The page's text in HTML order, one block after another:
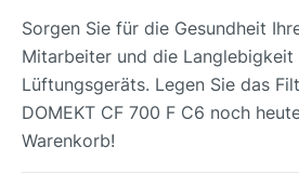
Sorgen Sie für die Gesundheit
Mitarbeiter und die Langlebigkeit
Lüftungsgeräts. Legen Sie das
DOMEKT CF 700 F C6 noch
Warenkorb!